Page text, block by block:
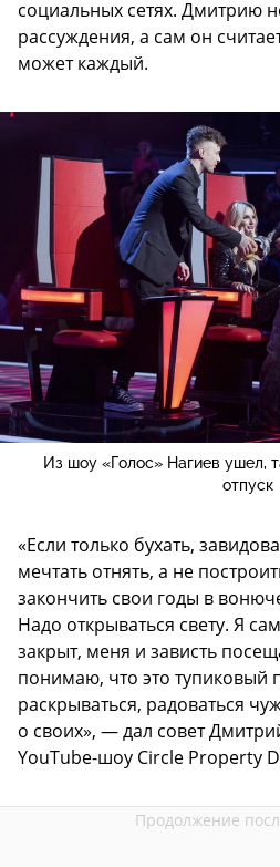
социальных сетях. Дмитрию
рассуждения, а сам он
может каждый.
Из шоу «Голос» Нагиев ушел,
отпуск
«Если только бухать,
мечтать отнять, а не
закончить свои годы в
Надо открываться свету. Я
закрыт, меня и зависть
понимаю, что это тупиковый
раскрываться, радоваться
о своих», — дал совет
YouTube-шоу Circle Property